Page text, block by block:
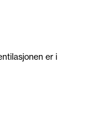
er i